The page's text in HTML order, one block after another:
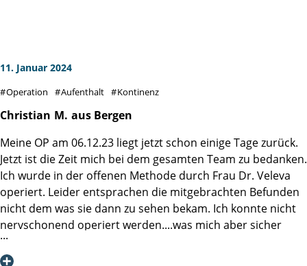
11. Januar 2024
Operation Aufenthalt Kontinenz
Christian M. aus Bergen
Meine OP am 06.12.23 liegt jetzt schon einige Tage zurück.
Jetzt ist die Zeit mich bei dem gesamten Team zu bedanken.
Ich wurde in der offenen Methode durch Frau Dr. Veleva
operiert. Leider entsprachen die mitgebrachten Befunden
nicht dem was sie dann zu sehen bekam. Ich konnte nicht
nervschonend operiert werden....was mich aber sicher
nicht umbringt. Nach knapp 4 Wochen konnte mir dann
auch endlich der Katheter entfernt werden. Mein